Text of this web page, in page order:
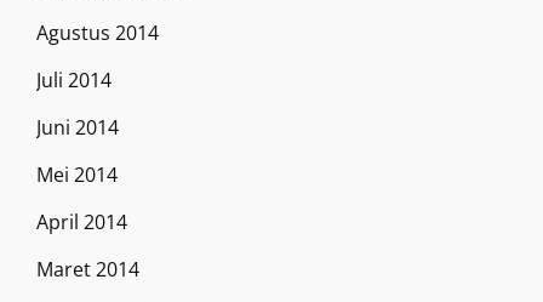
Agustus 2014
Juli 2014
Juni 2014
Mei 2014
April 2014
Maret 2014